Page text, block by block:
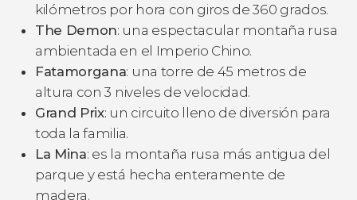
kilómetros por hora con giros de 360 grados.
The Demon: una espectacular montaña rusa
ambientada en el Imperio Chino.
Fatamorgana: una torre de 45 metros de
altura con 3 niveles de velocidad.
Grand Prix: un circuito lleno de diversión para
toda la familia.
La Mina: es la montaña rusa más antigua del
parque y está hecha enteramente de
madera.